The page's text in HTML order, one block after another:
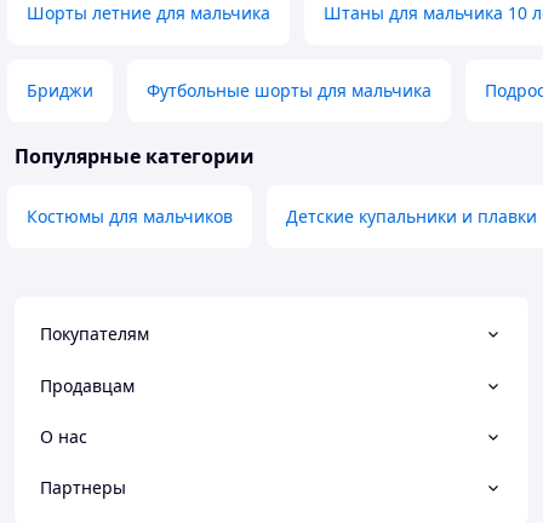
Шорты летние для мальчика Штаны для мальчика 10
Бриджи Футбольные шорты для мальчика
Популярные категории
Костюмы для мальчиков Детские купальники и плавки
Покупателям
Продавцам
О нас
Партнеры